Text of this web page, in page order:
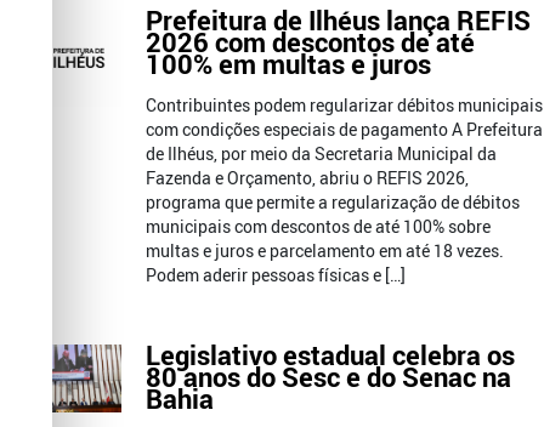
Prefeitura de Ilhéus lança REFIS
2026 com descontos de até
100% em multas e juros
Contribuintes podem regularizar débitos municipais
com condições especiais de pagamento A Prefeitura
de Ilhéus, por meio da Secretaria Municipal da
Fazenda e Orçamento, abriu o REFIS 2026,
programa que permite a regularização de débitos
municipais com descontos de até 100% sobre
multas e juros e parcelamento em até 18 vezes.
Podem aderir pessoas físicas e […]
Legislativo estadual celebra os
80 anos do Sesc e do Senac na
Bahia